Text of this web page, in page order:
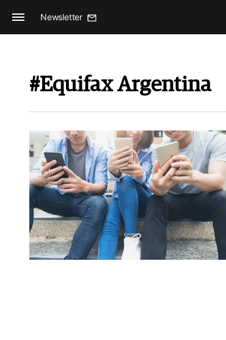
Newsletter
#Equifax Argentina